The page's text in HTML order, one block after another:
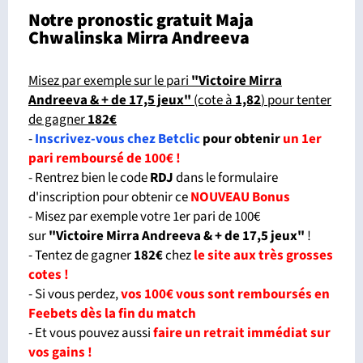
Notre pronostic gratuit Maja
Chwalinska Mirra Andreeva
Misez par exemple sur le pari"Victoire Mirra
Andreeva & + de 17,5 jeux"(cote à1,82) pour tenter
de gagner182€
-Inscrivez-vous chez Betclicpour obtenirun 1er
pari remboursé de 100€ !
- Rentrez bien le codeRDJdans le formulaire
d'inscription pour obtenir ceNOUVEAU Bonus
- Misez par exemple votre 1er pari de 100€
sur"Victoire Mirra Andreeva & + de 17,5 jeux" !
- Tentez de gagner182€chezle site aux très grosses
cotes !
- Si vous perdez,vos 100€ vous sont remboursés en
Feebets dès la fin du match
- Et vous pouvez aussifaire un retrait immédiat sur
vos gains !